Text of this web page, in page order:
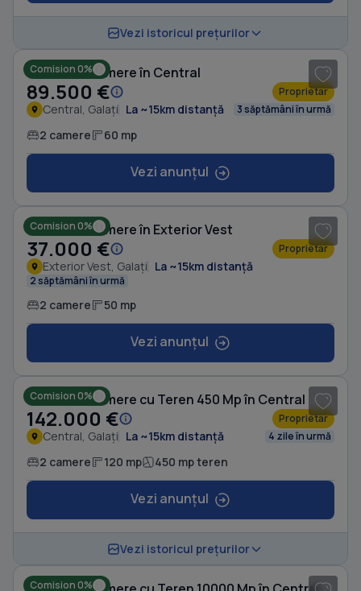
Vezi istoricul prețurilor
Comision 0%
Casă cu 2 camere în Central
89.500 € Proprietar
Central, Galați La ~15km distanță 3 săptămâni în urmă
2 camere 60 mp
Vezi anunțul
Comision 0%
Casă cu 2 camere în Exterior Vest
37.000 € Proprietar
Exterior Vest, Galați La ~15km distanță
2 săptămâni în urmă
2 camere 50 mp
Vezi anunțul
Comision 0%
Casă cu 2 camere cu Teren 450 Mp în Central
142.000 € Proprietar
Central, Galați La ~15km distanță 4 zile în urmă
2 camere 120 mp 450 mp teren
Vezi anunțul
Vezi istoricul prețurilor
Comision 0%